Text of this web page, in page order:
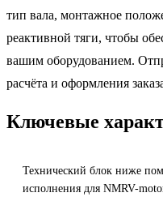
тип вала, монтажное
реактивной тяги, чтобы
вашим оборудованием.
расчёта и оформления
Ключевые
Технический блок ниже
исполнения для NMRV-